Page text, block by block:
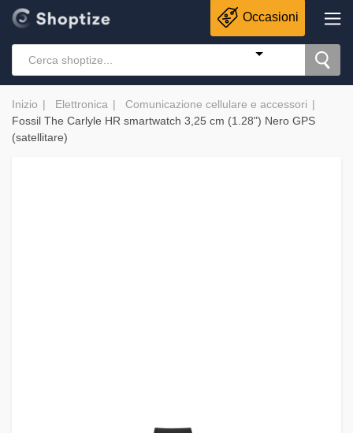
Occasioni
Inizio Elettronica
Comunicazione cellulare e accessori
Fossil The Carlyle HR smartwatch 3,25 cm (1.28") Nero GPS
(satellitare)